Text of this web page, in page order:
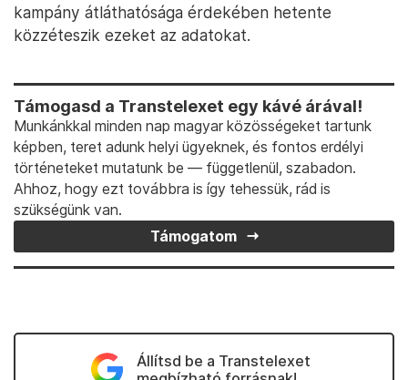
kampány átláthatósága érdekében hetente
közzéteszik ezeket az adatokat.
Támogasd a Transtelexet egy kávé árával!
Munkánkkal minden nap magyar közösségeket tartunk
képben, teret adunk helyi ügyeknek, és fontos erdélyi
történeteket mutatunk be — függetlenül, szabadon.
Ahhoz, hogy ezt továbbra is így tehessük, rád is
szükségünk van.
Támogatom
Állítsd be a Transtelexet